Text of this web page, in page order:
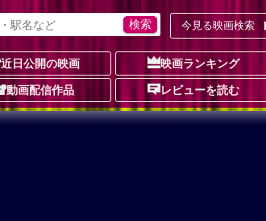
今見る映画検索
近日公開の映画 映画ランキング
動画配信作品 レビューを読む